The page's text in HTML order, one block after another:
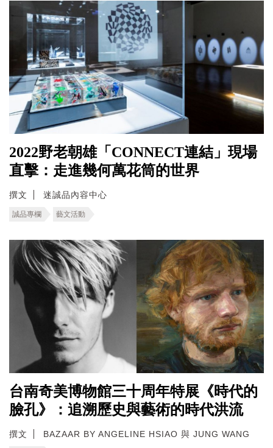
2022野老朝雄「CONNECT連結」現場
直擊：走進幾何萬花筒的世界
撰文 迷誠品內容中心
誠品專欄 藝文活動
台南奇美博物館三十周年特展《時代的
臉孔》：追溯歷史與藝術的時代洪流
撰文 BAZAAR BY ANGELINE HSIAO 與 JUNG WANG